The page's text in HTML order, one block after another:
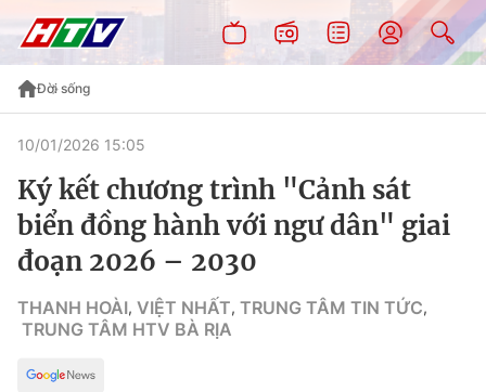
Đời sống
10/01/2026 15:05
Ký kết chương trình "Cảnh sát
biển đồng hành với ngư dân" giai
đoạn 2026 – 2030
THANH HOÀI, VIỆT NHẤT, TRUNG TÂM TIN TỨC,
TRUNG TÂM HTV BÀ RỊA